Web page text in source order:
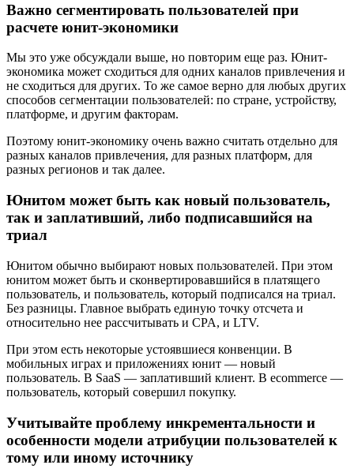
Важно сегментировать пользователей при
расчете юнит-экономики
Мы это уже обсуждали выше, но повторим еще раз. Юнит-
экономика может сходиться для одних каналов привлечения и
не сходиться для других. То же самое верно для любых других
способов сегментации пользователей: по стране, устройству,
платформе, и другим факторам.
Поэтому юнит-экономику очень важно считать отдельно для
разных каналов привлечения, для разных платформ, для
разных регионов и так далее.
Юнитом может быть как новый пользователь,
так и заплативший, либо подписавшийся на
триал
Юнитом обычно выбирают новых пользователей. При этом
юнитом может быть и сконвертировавшийся в платящего
пользователь, и пользователь, который подписался на триал.
Без разницы. Главное выбрать единую точку отсчета и
относительно нее рассчитывать и CPA, и LTV.
При этом есть некоторые устоявшиеся конвенции. В
мобильных играх и приложениях юнит — новый
пользователь. В SaaS — заплативший клиент. В ecommerce —
пользователь, который совершил покупку.
Учитывайте проблему инкрементальности и
особенности модели атрибуции пользователей к
тому или иному источнику